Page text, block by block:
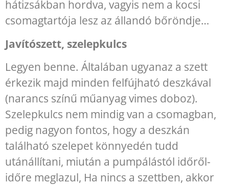
hátizsákban hordva, vagyis nem a kocsi
csomagtartója lesz az állandó bőröndje…
Javítószett, szelepkulcs
Legyen benne. Általában ugyanaz a szett
érkezik majd minden felfújható deszkával
(narancs színű műanyag vimes doboz).
Szelepkulcs nem mindig van a csomagban,
pedig nagyon fontos, hogy a deszkán
található szelepet könnyedén tudd
utánállítani, miután a pumpálástól időről-
időre meglazul, Ha nincs a szettben, akkor